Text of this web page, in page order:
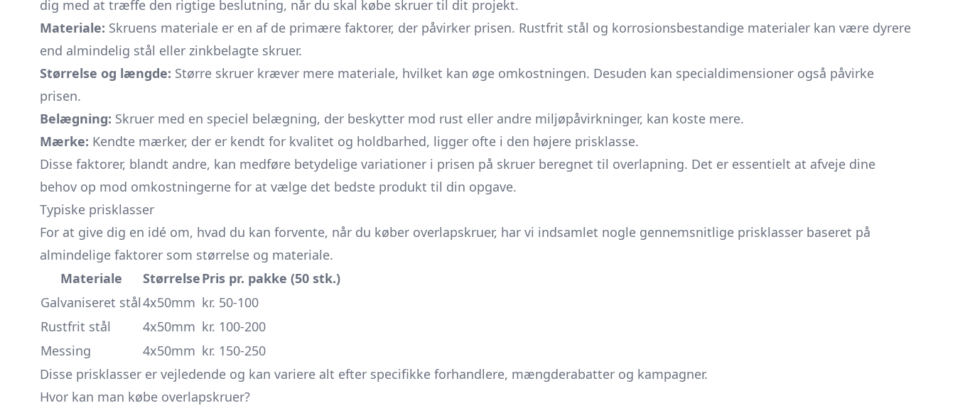
dig med at træffe den rigtige beslutning, når du skal købe skruer til dit projekt.
Materiale: Skruens materiale er en af de primære faktorer, der påvirker prisen. Rustfrit stål og korrosionsbestandige materialer kan være dyrere
end almindelig stål eller zinkbelagte skruer.
Størrelse og længde: Større skruer kræver mere materiale, hvilket kan øge omkostningen. Desuden kan specialdimensioner også påvirke
prisen.
Belægning: Skruer med en speciel belægning, der beskytter mod rust eller andre miljøpåvirkninger, kan koste mere.
Mærke: Kendte mærker, der er kendt for kvalitet og holdbarhed, ligger ofte i den højere prisklasse.
Disse faktorer, blandt andre, kan medføre betydelige variationer i prisen på skruer beregnet til overlapning. Det er essentielt at afveje dine
behov op mod omkostningerne for at vælge det bedste produkt til din opgave.
Typiske prisklasser
For at give dig en idé om, hvad du kan forvente, når du køber overlapskruer, har vi indsamlet nogle gennemsnitlige prisklasser baseret på
almindelige faktorer som størrelse og materiale.
Materiale
StørrelsePris pr. pakke (50 stk.)
Galvaniseret stål4x50mm kr. 50-100
Rustfrit stål
4x50mm kr. 100-200
Messing
4x50mm kr. 150-250
Disse prisklasser er vejledende og kan variere alt efter specifikke forhandlere, mængderabatter og kampagner.
Hvor kan man købe overlapskruer?